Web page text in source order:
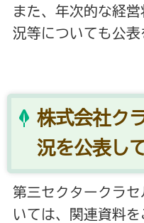
また、年次的な経
況等についても公表
株式会社ク
況を公表し
第三セクタークラ
いては、関連資料